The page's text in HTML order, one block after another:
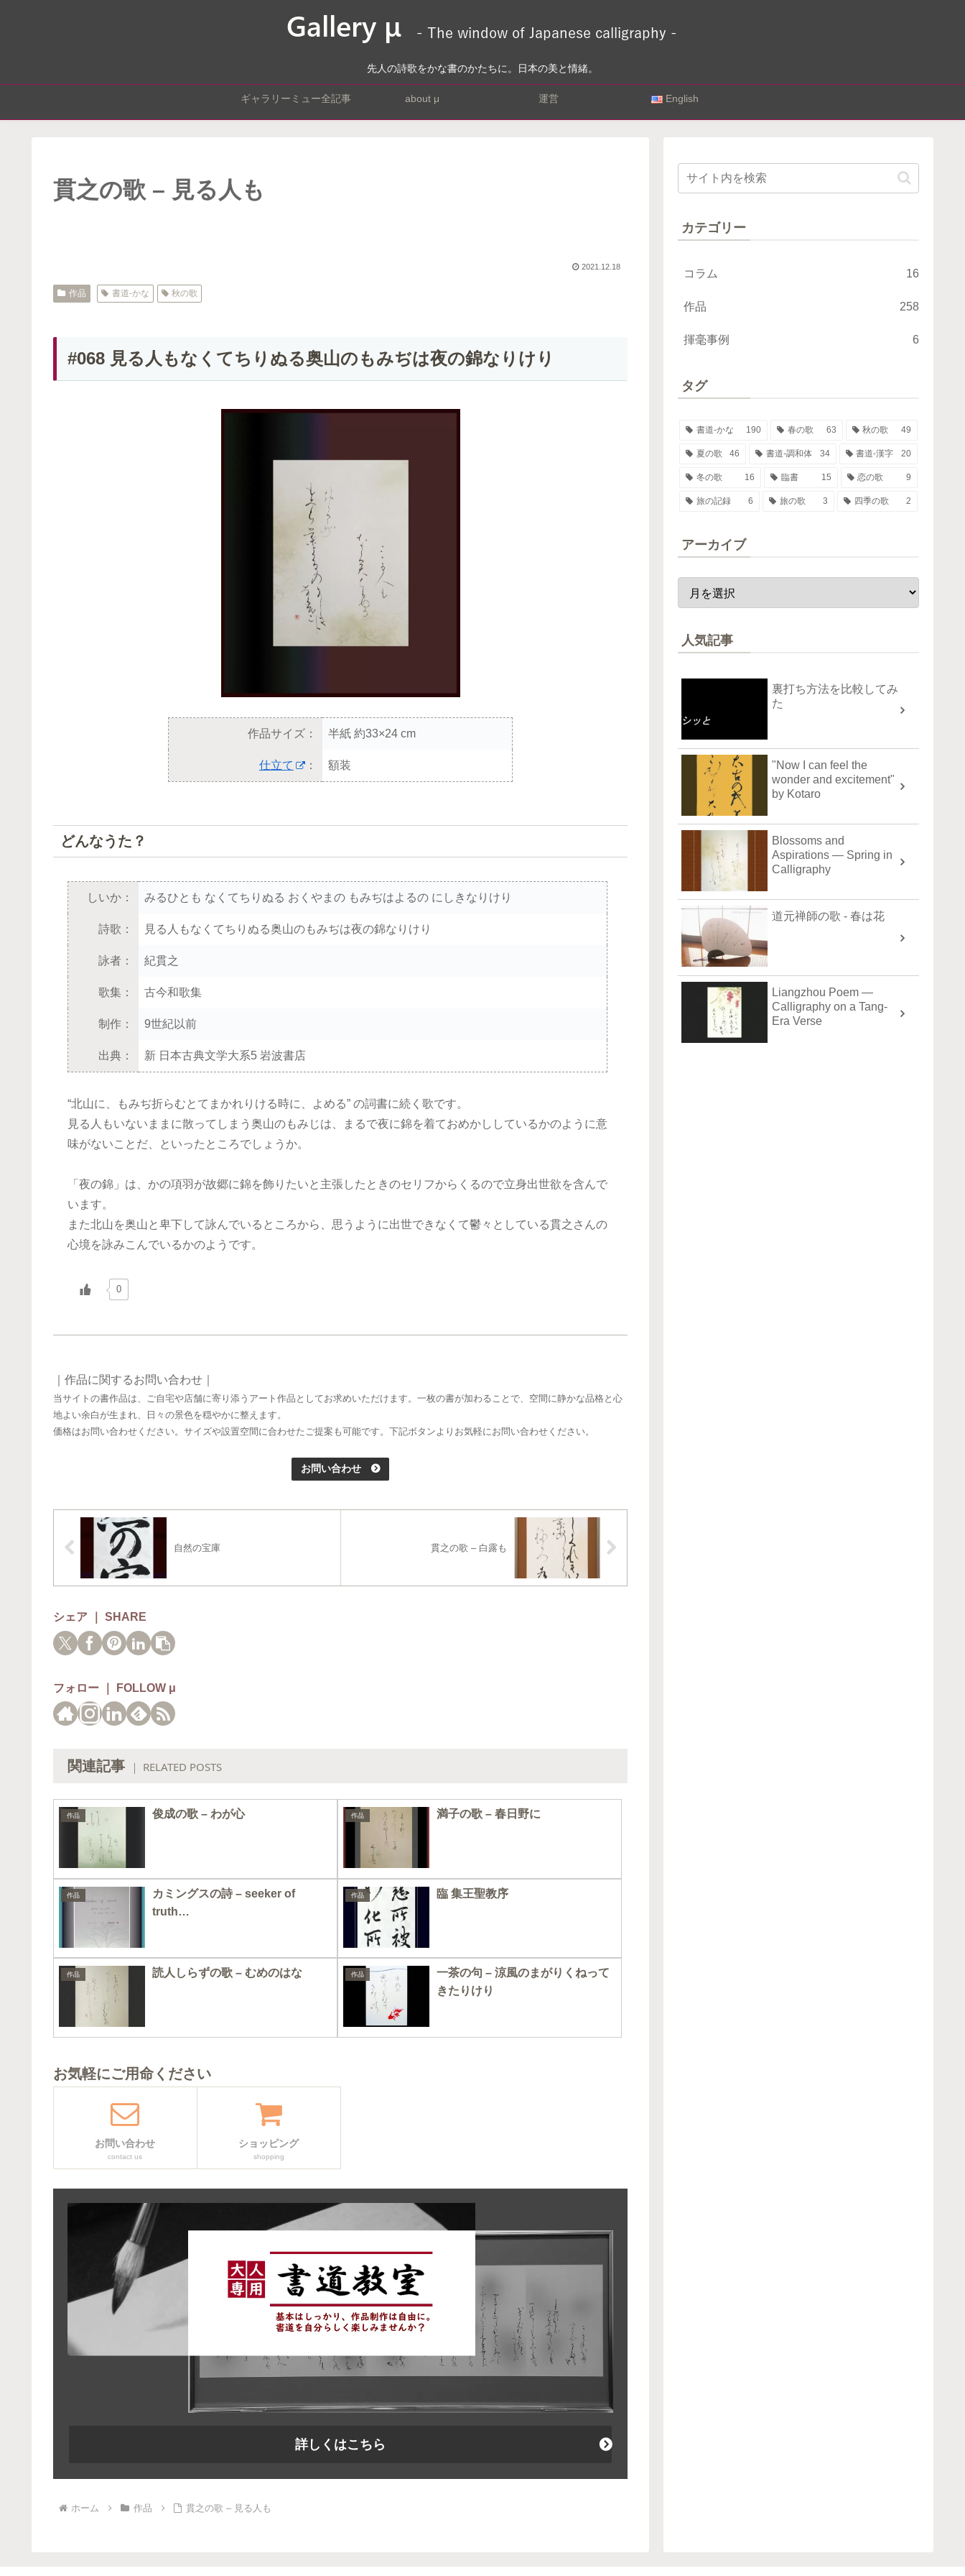
先人の詩歌をかな書のかたちに。日本の美と情緒。
ギャラリーミュー全記事 about μ 運営 English
貫之の歌 – 見る人も
2021.12.18
作品 書道-かな 秋の歌
#068 見る人もなくてちりぬる奥山のもみぢは夜の錦なりけり
作品サイズ： 半紙 約33×24 cm
仕立て ： 額装
どんなうた？
しいか： みるひとも なくてちりぬる おくやまの もみぢはよるの にしきなりけり
詩歌： 見る人もなくてちりぬる奥山のもみぢは夜の錦なりけり
詠者： 紀貫之
歌集： 古今和歌集
制作： 9世紀以前
出典： 新 日本古典文学大系5 岩波書店
“北山に、もみぢ折らむとてまかれりける時に、よめる” の詞書に続く歌です。
見る人もいないままに散ってしまう奥山のもみじは、まるで夜に錦を着ておめかししているかのように意
味がないことだ、といったところでしょうか。
「夜の錦」は、かの項羽が故郷に錦を飾りたいと主張したときのセリフからくるので立身出世欲を含んで
います。
また北山を奥山と卑下して詠んでいるところから、思うように出世できなくて鬱々としている貫之さんの
心境を詠みこんでいるかのようです。
0
｜作品に関するお問い合わせ｜
当サイトの書作品は、ご自宅や店舗に寄り添うアート作品としてお求めいただけます。一枚の書が加わることで、空間に静かな品格と心
地よい余白が生まれ、日々の景色を穏やかに整えます。
価格はお問い合わせください。サイズや設置空間に合わせたご提案も可能です。下記ボタンよりお気軽にお問い合わせください。
お問い合わせ
自然の宝庫 貫之の歌 – 白露も
シェア ｜ SHARE
フォロー ｜ FOLLOW μ
関連記事 ｜ RELATED POSTS
作品 俊成の歌 – わが心 作品 満子の歌 – 春日野に
作品
カミングスの詩 – seeker of
truth…
作品 臨 集王聖教序
作品 読人しらずの歌 – むめのはな 作品
一茶の句 – 涼風のまがりくねって
きたりけり
お気軽にご用命ください
お問い合わせ
contact us
ショッピング
shopping
詳しくはこちら
ホーム 作品 貫之の歌 – 見る人も
カテゴリー
コラム 16
作品 258
揮毫事例 6
タグ
書道-かな 190 春の歌 63 秋の歌 49
夏の歌 46 書道-調和体 34 書道-漢字 20
冬の歌 16 臨書 15 恋の歌 9
旅の記録 6 旅の歌 3 四季の歌 2
アーカイブ
人気記事
裏打ち方法を比較してみ
た
"Now I can feel the
wonder and excitement"
by Kotaro
Blossoms and
Aspirations — Spring in
Calligraphy
道元禅師の歌 - 春は花
Liangzhou Poem —
Calligraphy on a Tang-
Era Verse